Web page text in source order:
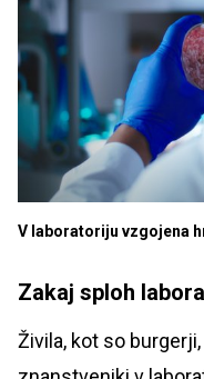
V laboratoriju vzgojena
Zakaj sploh
Živila, kot so